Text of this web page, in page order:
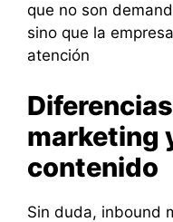
que no son
sino que la
atención
marketing
contenido
Sin duda, inbound